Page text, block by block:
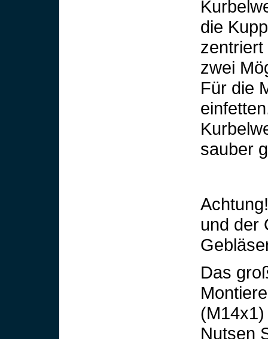
die
zwei
Für die
sauber
und der
Das
Nutsen